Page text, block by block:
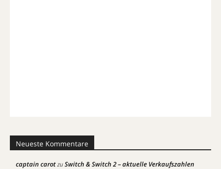
Neueste Kommentare
captain carotzuSwitch & Switch 2 – aktuelle Verkaufszahlen